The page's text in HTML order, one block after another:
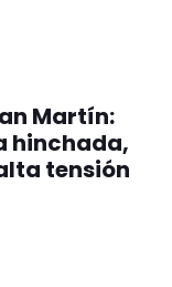
Martín:
hinchada,
tensión